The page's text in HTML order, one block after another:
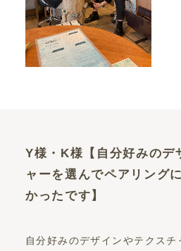
Y様・K様【自分好みのデ
ャーを選んでペアリング
かったです】
自分好みのデザインやテクス